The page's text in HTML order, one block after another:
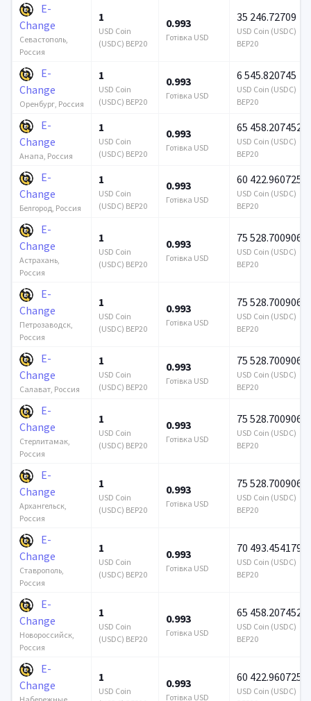
E-
Change
Севастополь,
Россия
1
USD Coin
(USDC) BEP20
0.993
Готівка USD
35 246.72709
USD Coin (USDC)
BEP20
E-
Change
Оренбург, Россия
1
USD Coin
(USDC) BEP20
0.993
Готівка USD
6 545.820745
USD Coin (USDC)
BEP20
E-
Change
Анапа, Россия
1
USD Coin
(USDC) BEP20
0.993
Готівка USD
65 458.207452
USD Coin (USDC)
BEP20
E-
Change
Белгород, Россия
1
USD Coin
(USDC) BEP20
0.993
Готівка USD
60 422.960725
USD Coin (USDC)
BEP20
E-
Change
Астрахань,
Россия
1
USD Coin
(USDC) BEP20
0.993
Готівка USD
75 528.700906
USD Coin (USDC)
BEP20
E-
Change
Петрозаводск,
Россия
1
USD Coin
(USDC) BEP20
0.993
Готівка USD
75 528.700906
USD Coin (USDC)
BEP20
E-
Change
Салават, Россия
1
USD Coin
(USDC) BEP20
0.993
Готівка USD
75 528.700906
USD Coin (USDC)
BEP20
E-
Change
Стерлитамак,
Россия
1
USD Coin
(USDC) BEP20
0.993
Готівка USD
75 528.700906
USD Coin (USDC)
BEP20
E-
Change
Архангельск,
Россия
1
USD Coin
(USDC) BEP20
0.993
Готівка USD
75 528.700906
USD Coin (USDC)
BEP20
E-
Change
Ставрополь,
Россия
1
USD Coin
(USDC) BEP20
0.993
Готівка USD
70 493.454179
USD Coin (USDC)
BEP20
E-
Change
Новороссийск,
Россия
1
USD Coin
(USDC) BEP20
0.993
Готівка USD
65 458.207452
USD Coin (USDC)
BEP20
E-
Change
1
USD Coin
0.993
Готівка USD
60 422.960725
USD Coin (USDC)